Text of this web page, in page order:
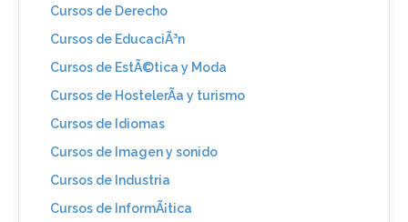
Cursos de Derecho
Cursos de EducaciÃ³n
Cursos de EstÃ©tica y Moda
Cursos de HostelerÃ­a y turismo
Cursos de Idiomas
Cursos de Imagen y sonido
Cursos de Industria
Cursos de InformÃ¡tica